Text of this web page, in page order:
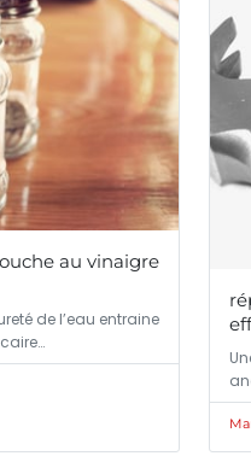
au vinaigre
de l’eau entraine